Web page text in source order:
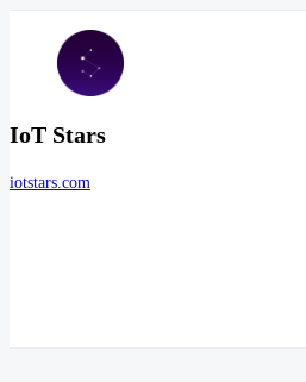
IoT Stars
iotstars.com